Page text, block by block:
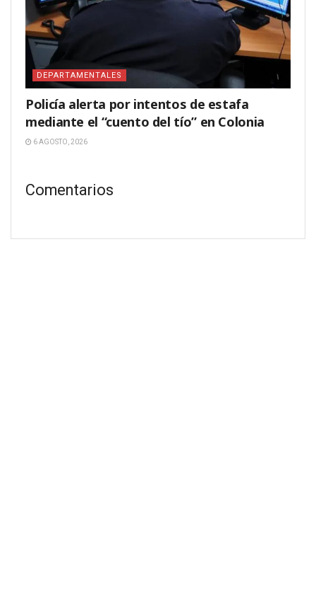
DEPARTAMENTALES
Policía alerta por intentos de estafa
mediante el “cuento del tío” en Colonia
6 AGOSTO, 2026
Comentarios